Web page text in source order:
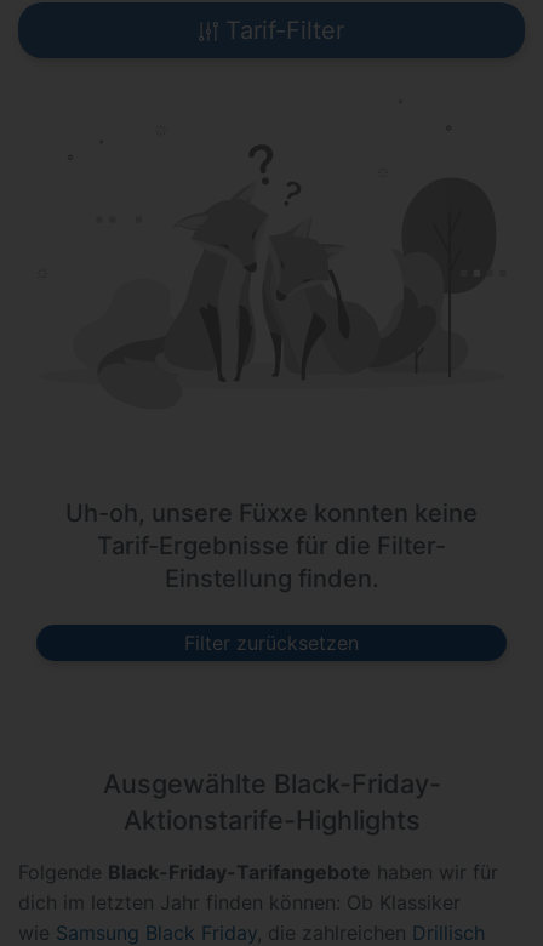
Tarif-Filter
Uh-oh, unsere Füxxe konnten keine
Tarif-Ergebnisse für die Filter-
Einstellung finden.
Filter zurücksetzen
Ausgewählte Black-Friday-
Aktionstarife-Highlights
Folgende Black-Friday-Tarifangebote haben wir für
dich im letzten Jahr finden können: Ob Klassiker
wie Samsung Black Friday , die zahlreichen Drillisch